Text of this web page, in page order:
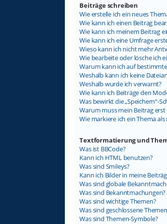
Beiträge schreiben
Wie erstelle ich ein neues
Wie kann ich einen Beitrag
Wie kann ich meinem Beitrag
Wie kann ich eine Umfrage
Wieso kann ich nicht mehr
Wie bearbeite oder lösche ich
Warum kann ich auf
Weshalb kann ich keine
Weshalb wurde ich verwarnt?
Wie kann ich Beiträge den
Was bewirkt die „Speichern“-
Warum muss mein Beitrag
Wie markiere ich ein Thema als
Textformatierung und
Was ist BBCode?
Kann ich HTML benutzen?
Was sind Smileys?
Kann ich Bilder in meine
Was sind globale
Was sind Bekanntmachungen?
Was sind wichtige Themen?
Was sind geschlossene
Was sind Themen-Symbole?